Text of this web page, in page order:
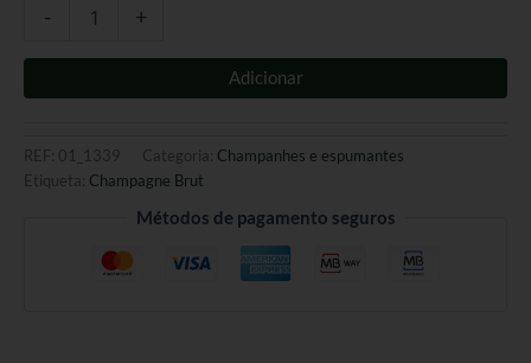
-
-
+
Adicionar
REF: 01_1339 Categoria: Champanhes e espumantes
Etiqueta: Champagne Brut
Métodos de pagamento seguros